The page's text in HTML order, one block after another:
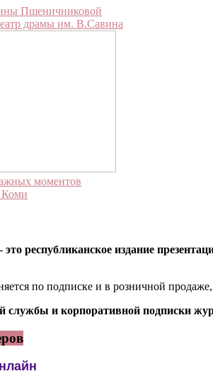
республиканское издание
по подписке и в розничной
службы и корпоративной подписки